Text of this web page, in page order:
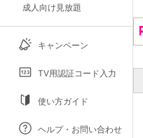
成人向け見放題
キャンペーン
TV用認証コード入力
使い方ガイド
ヘルプ・お問い合わせ